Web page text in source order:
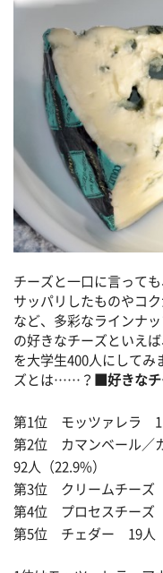
チーズと一口に言って
サッパリしたものやコ
など、多彩なラインナ
の好きなチーズといえ
を大学生400人にして
ズとは……？
■好きな
第1位 モッツァレラ
第2位 カマンベール／
92人（22.9%）
第3位 クリームチーズ
第4位 プロセスチーズ
第5位 チェダー 19人（